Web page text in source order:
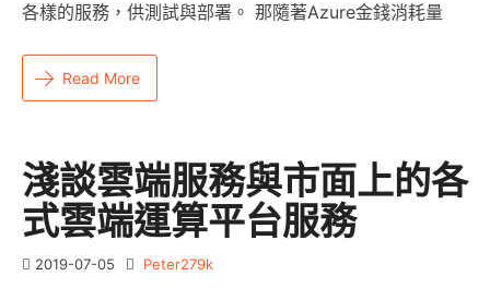
各樣的服務，供測試與部署。 那隨著Azure金錢消耗量
Read More
淺談雲端服務與市面上的各
式雲端運算平台服務
2019-07-05 Peter279k